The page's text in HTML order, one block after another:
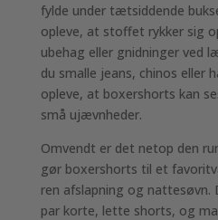
fylde under tætsiddende
opleve, at stoffet rykker sig
ubehag eller gnidninger ved
du smalle jeans, chinos eller
opleve, at boxershorts kan
små ujævnheder.
Omvendt er det netop den
gør boxershorts til et
ren afslapning og
par korte, lette shorts, og